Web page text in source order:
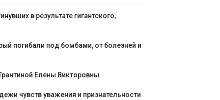
в результате гигантского,
погибали под бомбами, от болезней и
Елены Викторовны.
чувств уважения и признательности